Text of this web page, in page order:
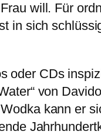
will. Für
in sich
oder CDs
von
kann er